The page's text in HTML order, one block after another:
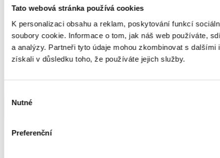
Tato webová stránka používá cookies
K personalizaci obsahu a reklam, poskytování funkcí
soubory cookie. Informace o tom, jak náš web používáte,
a analýzy. Partneři tyto údaje mohou zkombinovat s
získali v důsledku toho, že používáte jejich služby.
souhlasu
Nutné
Preferenční
Anmelden
Warenkorb anzeigen
Kontofuhrung
Meine Bestellung
KONTAKT
+49 1525 4513649